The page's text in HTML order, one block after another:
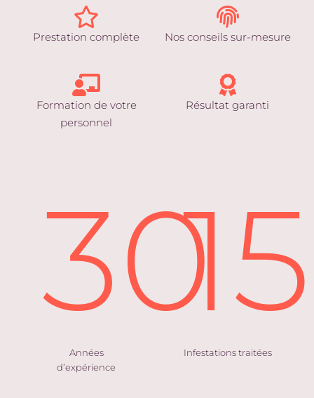
Prestation complète Nos conseils sur-mesure
Formation de votre
personnel
Résultat garanti
30
Années
d’expérience
Infestations traitées